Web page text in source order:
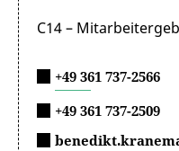
C14 –
+49 361 737-2566
+49 361 737-2509